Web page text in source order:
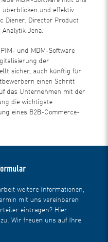
überblicken und effektiv
Diener, Director Product
Jena.
und MDM-Software
der
sicher, auch künftig für
einen Schritt
das Unternehmen mit der
die wichtigste
eines B2B-Commerce-
weitere Informationen,
mit uns vereinbaren
eintragen? Hier
Wir freuen uns auf Ihre